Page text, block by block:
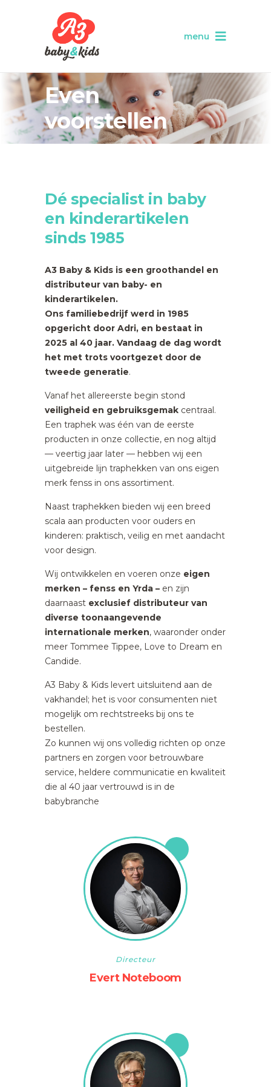
menu
Even
voorstellen
Dé specialist in baby
en kinderartikelen
sinds 1985
A3 Baby & Kids is een groothandel en
distributeur van baby- en
kinderartikelen.
Ons familiebedrijf werd in 1985
opgericht door Adri, en bestaat in
2025 al 40 jaar. Vandaag de dag wordt
het met trots voortgezet door de
tweede generatie.
Vanaf het allereerste begin stond
veiligheid en gebruiksgemak centraal.
Een traphek was één van de eerste
producten in onze collectie, en nog altijd
— veertig jaar later — hebben wij een
uitgebreide lijn traphekken van ons eigen
merk fenss in ons assortiment.
Naast traphekken bieden wij een breed
scala aan producten voor ouders en
kinderen: praktisch, veilig en met aandacht
voor design.
Wij ontwikkelen en voeren onze eigen
merken – fenss en Yrda – en zijn
daarnaast exclusief distributeur van
diverse toonaangevende
internationale merken, waaronder onder
meer Tommee Tippee, Love to Dream en
Candide.
A3 Baby & Kids levert uitsluitend aan de
vakhandel; het is voor consumenten niet
mogelijk om rechtstreeks bij ons te
bestellen.
Zo kunnen wij ons volledig richten op onze
partners en zorgen voor betrouwbare
service, heldere communicatie en kwaliteit
die al 40 jaar vertrouwd is in de
babybranche
Directeur
Evert Noteboom